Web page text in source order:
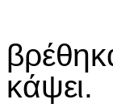
κάψει.